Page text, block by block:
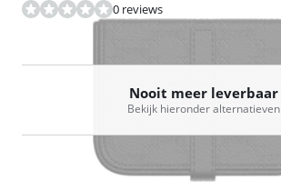
0 reviews
Nooit meer leverbaar
Bekijk hieronder alternatieven